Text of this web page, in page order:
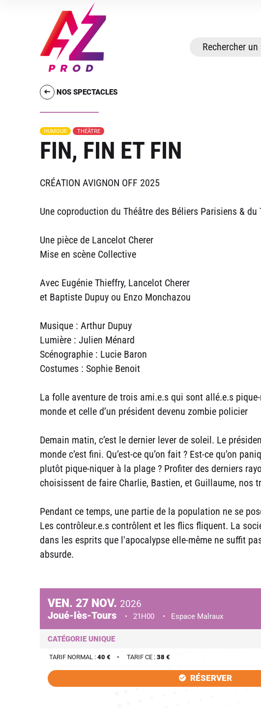
NOS SPECTACLES
HUMOUR THÉÂTRE
FIN, FIN ET FIN
CRÉATION AVIGNON OFF 2025
Une coproduction du Théâtre des Béliers Parisiens & du
Une pièce de Lancelot Cherer
Mise en scène Collective
Avec Eugénie Thieffry, Lancelot Cherer
et Baptiste Dupuy ou Enzo Monchazou
Musique : Arthur Dupuy
Lumière : Julien Ménard
Scénographie : Lucie Baron
Costumes : Sophie Benoit
La folle aventure de trois ami.e.s qui sont allé.e.s
monde et celle d’un président devenu zombie policier
Demain matin, c’est le dernier lever de soleil. Le
monde c’est fini. Qu’est-ce qu’on fait ? Est-ce qu’on
plutôt pique-niquer à la plage ? Profiter des derniers
choisissent de faire Charlie, Bastien, et Guillaume, nos
Pendant ce temps, une partie de la population ne se
Les contrôleur.e.s contrôlent et les flics fliquent. La
dans les esprits que l'apocalypse elle-même ne suffit
absurde.
VEN. 27 NOV. 2026
Joué-lès-Tours
21H00 Espace Malraux
CATÉGORIE UNIQUE
TARIF NORMAL : 40 € TARIF CE : 38 €
RÉSERVER